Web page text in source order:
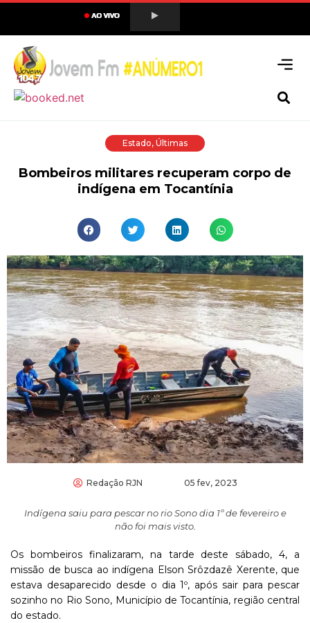
Estado, Últimas
Bombeiros militares recuperam corpo de
indígena em Tocantínia
Redação RJN 05 fev, 2023
Indígena saiu para pescar no rio Sono dia 1º de fevereiro e
não foi mais visto.
Os bombeiros finalizaram, na tarde deste sábado, 4, a
missão de busca ao indígena Elson Srôzdazê Xerente, que
estava desaparecido desde o dia 1º, após sair para pescar
sozinho no Rio Sono, Município de Tocantínia, região central
do estado.